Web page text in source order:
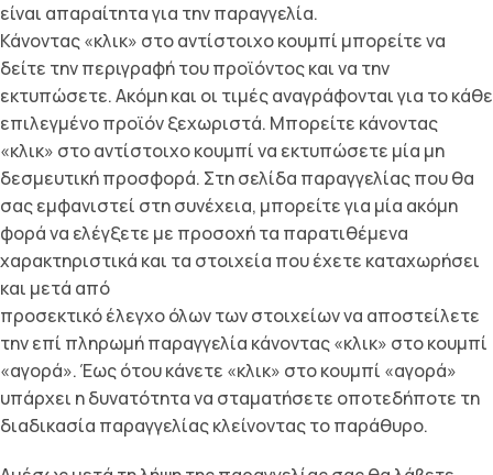
είναι απαραίτητα για την παραγγελία.
Κάνοντας «κλικ» στο αντίστοιχο κουμπί μπορείτε να
δείτε την περιγραφή του προϊόντος και να την
εκτυπώσετε. Ακόμη και οι τιμές αναγράφονται για το κάθε
επιλεγμένο προϊόν ξεχωριστά. Μπορείτε κάνοντας
«κλικ» στο αντίστοιχο κουμπί να εκτυπώσετε μία μη
δεσμευτική πρoσφορά. Στη σελίδα παραγγελίας που θα
σας εμφανιστεί στη συνέχεια, μπορείτε για μία ακόμη
φορά να ελέγξετε με προσοχή τα παρατιθέμενα
χαρακτηριστικά και τα στοιχεία που έχετε καταχωρήσει
και μετά από
προσεκτικό έλεγχο όλων των στοιχείων να αποστείλετε
την επί πληρωμή παραγγελία κάνοντας «κλικ» στο κουμπί
«αγορά». Έως ότου κάνετε «κλικ» στο κουμπί «αγορά»
υπάρχει η δυνατότητα να σταματήσετε οποτεδήποτε τη
διαδικασία παραγγελίας κλείνοντας το παράθυρο.